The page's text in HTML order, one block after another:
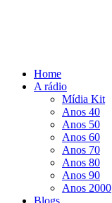
Home
A rádio
Mídia Kit
Anos 40
Anos 50
Anos 60
Anos 70
Anos 80
Anos 90
Anos 2000
Blogs